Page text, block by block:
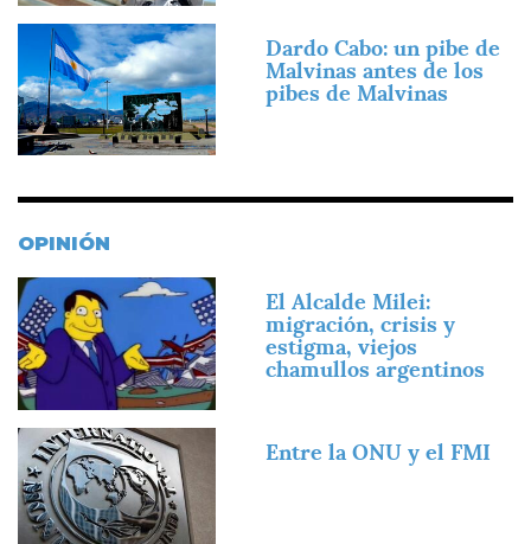
Imagen
Dardo Cabo: un pibe de
Malvinas antes de los
pibes de Malvinas
OPINIÓN
Imagen
El Alcalde Milei:
migración, crisis y
estigma, viejos
chamullos argentinos
Imagen Entre la ONU y el FMI